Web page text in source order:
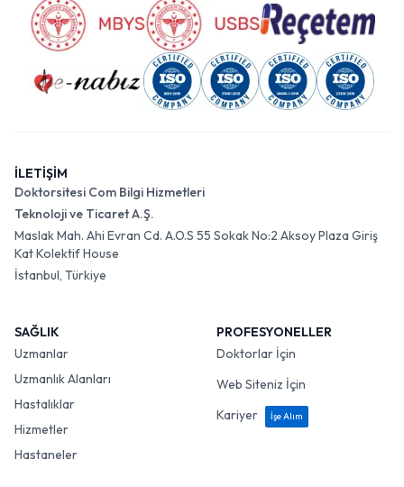
İLETİŞİM
Doktorsitesi Com Bilgi Hizmetleri
Teknoloji ve Ticaret A.Ş.
Maslak Mah. Ahi Evran Cd. A.O.S 55 Sokak No:2 Aksoy Plaza Giriş
Kat Kolektif House
İstanbul, Türkiye
SAĞLIK
Uzmanlar
Uzmanlık Alanları
Hastalıklar
Hizmetler
Hastaneler
PROFESYONELLER
Doktorlar İçin
Web Siteniz İçin
Kariyer
İşe Alım